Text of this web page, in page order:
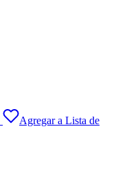
Agregar a Lista de